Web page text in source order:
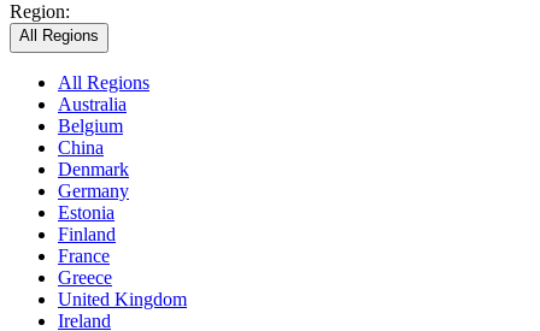
Region:
All Regions
All Regions
Australia
Belgium
China
Denmark
Germany
Estonia
Finland
France
Greece
United Kingdom
Ireland